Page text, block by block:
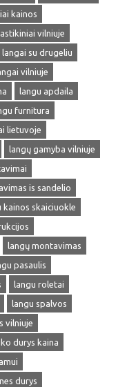
kainos
vilniuje
langai su drugeliu
vilniuje
langu apdaila
furnitura
lietuvoje
langų gamyba vilniuje
is sandelio
kainos skaiciuokle
langų montavimas
pasaulis
langu roletai
langu spalvos
vilniuje
durys kaina
durys